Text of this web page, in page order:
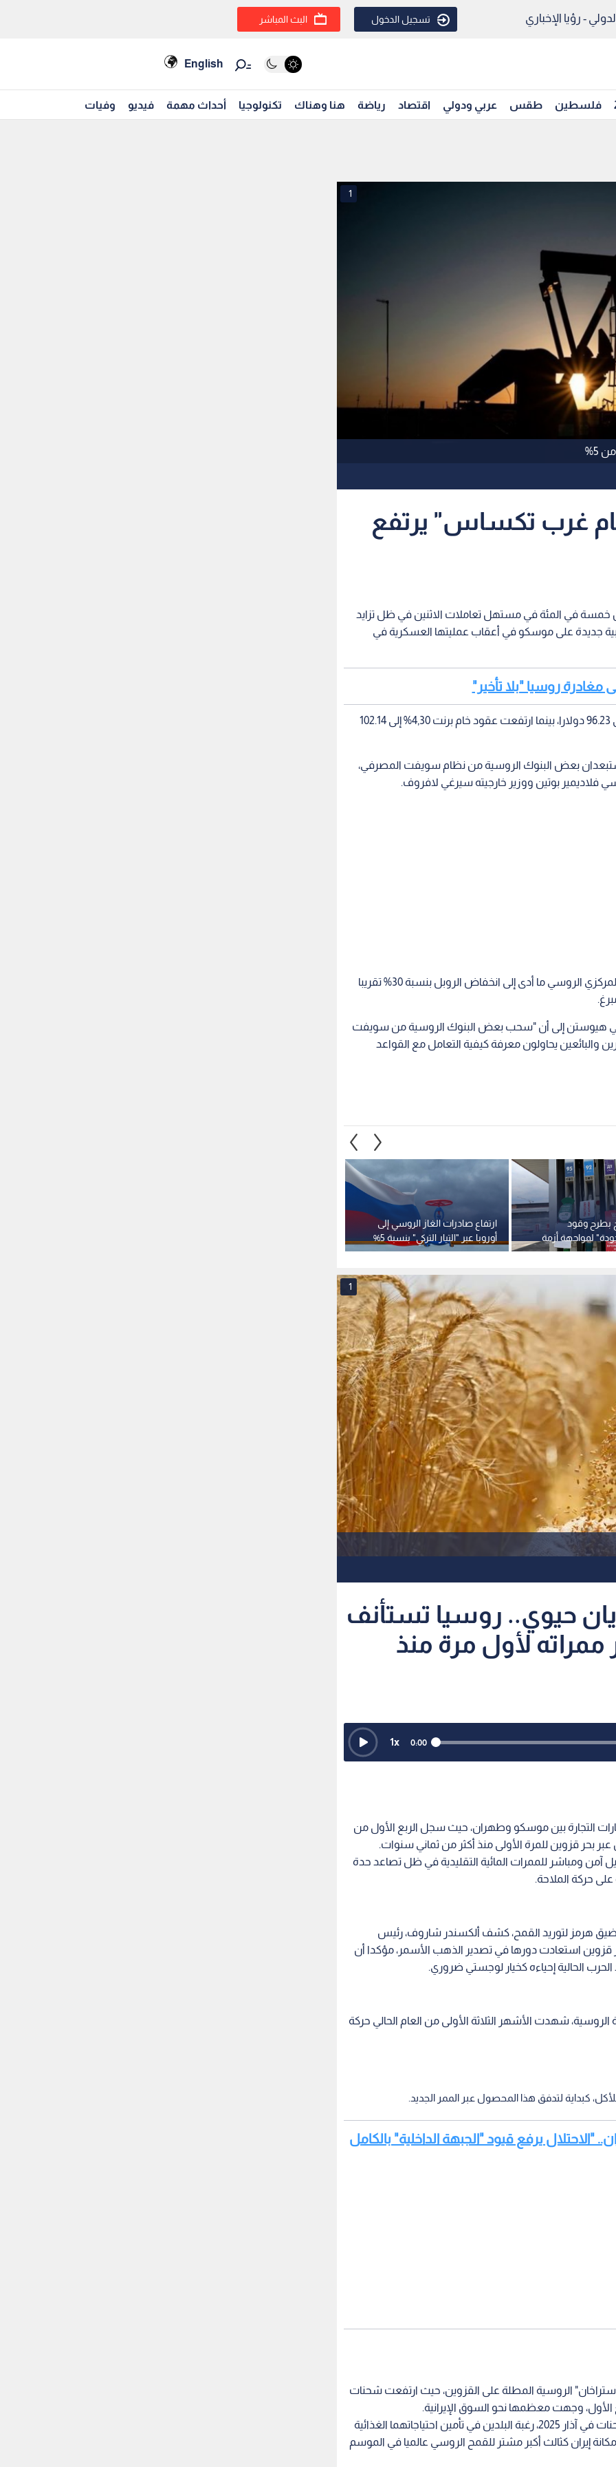
- رؤيا الإخباري تسجيل الدخول البث المباشر
English
فلسطين طقس عربي ودولي اقتصاد رياضة هنا وهناك تكنولوجيا أحداث مهمة فيديو وفيات
1
غرب تكساس" يرتفع
في المئة في مستهل تعاملات الاثنين في ظل تزايد
جديدة على موسكو في أعقاب عمليتها العسكرية في
مغادرة روسيا "بلا تأخير"
وارتفعت عقود خام غرب تكساس الوسيط 5,07% إلى 96.23 دولارا، بينما ارتفعت عقود خام برنت 4,30% إلى 102.14
بعض البنوك الروسية من نظام سويفت المصرفي،
بوتين ووزير خارجيته سيرغي لافروف.
كذلك حظر الاتحاد الأوروبي كل التعاملات مع البنك المركزي الروسي ما أدى إلى انخفاض الروبل بنسبة 30% تقريبا
في هيوستن إلى أن "سحب بعض البنوك الروسية من سويفت
يحاولون معرفة كيفية التعامل مع القواعد
ارتفاع صادرات الغاز الروسي إلى
أوروبا عبر "التيار التركي" بنسبة 5%
بطرح وقود
لمواجهة أزمة
الحادة
1
حيوي.. روسيا تستأنف
ممراته لأول مرة منذ
0:00
1x
التجارة بين موسكو وطهران، حيث سجل الربع الأول من
آمن ومباشر للممرات المائية التقليدية في ظل تصاعد حدة
حركة الملاحة.
هرمز لتوريد القمح، كشف ألكسندر شاروف، رئيس
قزوين استعادت دورها في تصدير الذهب الأسمر، مؤكدا أن
الحالية إحياءه كخيار لوجستي ضروري.
الروسية، شهدت الأشهر الثلاثة الأولى من العام الحالي حركة
"الاحتلال يرفع قيود "الجبهة الداخلية" بالكامل
الروسية المطلة على القزوين، حيث ارتفعت شحنات
ويعكس هذا الارتفاع الكبير، مقارنة بشبه انعدام الشحنات في آذار 2025، رغبة البلدين في تأمين احتياجاتهما الغذائية
إيران كثالث أكبر مشتر للقمح الروسي عالميا في الموسم